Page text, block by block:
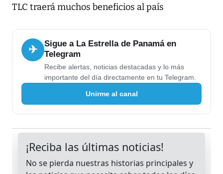
TLC traerá muchos beneficios al país
✈
Sigue a La Estrella de Panamá en
Telegram
Recibe alertas, noticias destacadas y lo más
importante del día directamente en tu Telegram.
Unirme al canal